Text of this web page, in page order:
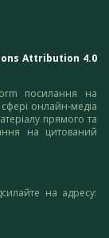
Attribution 4.0
посилання на
сфері онлайн-медіа
прямого та
на цитований
на адресу: